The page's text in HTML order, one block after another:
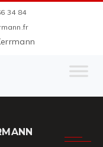
34 84